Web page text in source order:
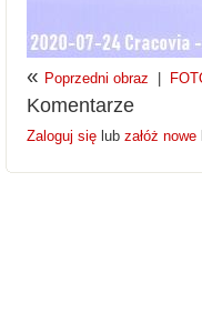
« Poprzedni obraz
Komentarze
Zaloguj się lub załóż nowe